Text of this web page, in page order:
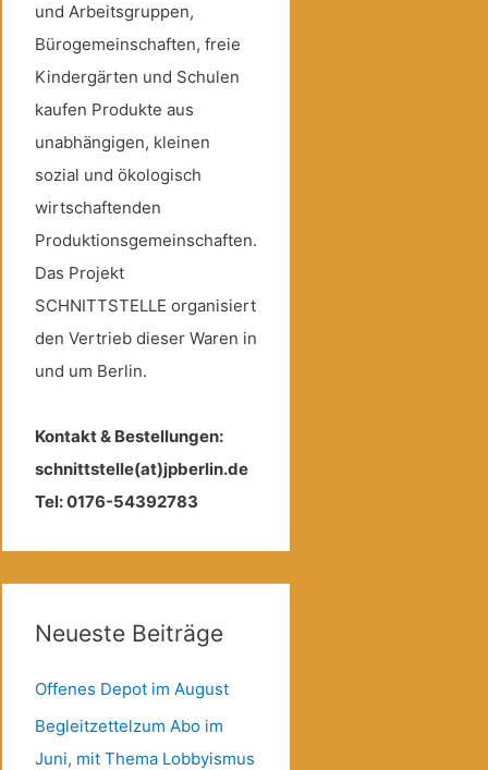
und Arbeitsgruppen,
Bürogemeinschaften, freie
Kindergärten und Schulen
kaufen Produkte aus
unabhängigen, kleinen
sozial und ökologisch
wirtschaftenden
Produktionsgemeinschaften.
Das Projekt
SCHNITTSTELLE organisiert
den Vertrieb dieser Waren in
und um Berlin.
Kontakt & Bestellungen:
schnittstelle(at)jpberlin.de
Tel: 0176-54392783
Neueste Beiträge
Offenes Depot im August
Begleitzettelzum Abo im
Juni, mit Thema Lobbyismus